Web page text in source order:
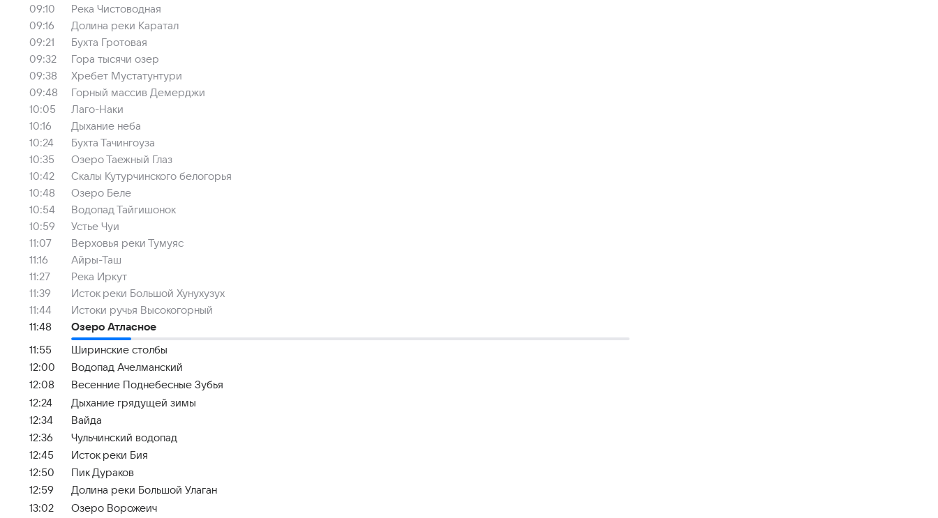
09:10
Река Чистоводная
09:16
Долина реки Каратал
09:21
Бухта Гротовая
09:32
Гора тысячи озер
09:38
Хребет Мустатунтури
09:48
Горный массив Демерджи
10:05
Лаго-Наки
10:16
Дыхание неба
10:24
Бухта Тачингоуза
10:35
Озеро Таежный Глаз
10:42
Скалы Кутурчинского белогорья
10:48
Озеро Беле
10:54
Водопад Тайгишонок
10:59
Устье Чуи
11:07
Верховья реки Тумуяс
11:16
Айры-Таш
11:27
Река Иркут
11:39
Исток реки Большой Хунухузух
11:44
Истоки ручья Высокогорный
11:48
Озеро Атласное
11:55
Ширинские столбы
12:00
Водопад Ачелманский
12:08
Весенние Поднебесные Зубья
12:24
Дыхание грядущей зимы
12:34
Вайда
12:36
Чульчинский водопад
12:45
Исток реки Бия
12:50
Пик Дураков
12:59
Долина реки Большой Улаган
13:02
Озеро Ворожеич